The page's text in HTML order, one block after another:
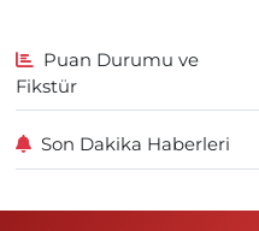
Puan Durumu ve
Fikstür
Son Dakika Haberleri